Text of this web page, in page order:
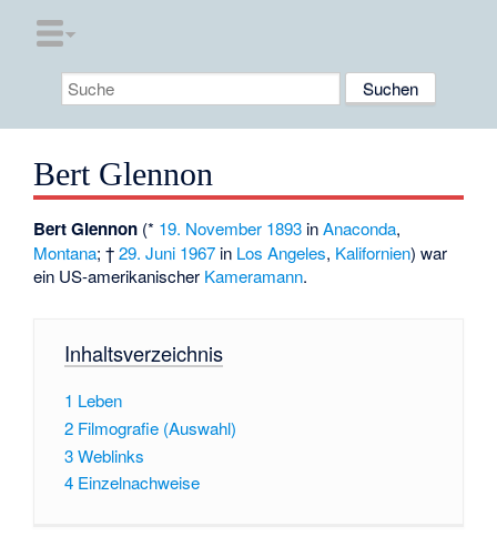
Bert Glennon
Bert Glennon (* 19. November 1893 inAnaconda,
Montana; †29. Juni 1967 in Los Angeles, Kalifornien) war
ein US-amerikanischer Kameramann.
Inhaltsverzeichnis
1 Leben
2 Filmografie (Auswahl)
3Weblinks
4 Einzelnachweise